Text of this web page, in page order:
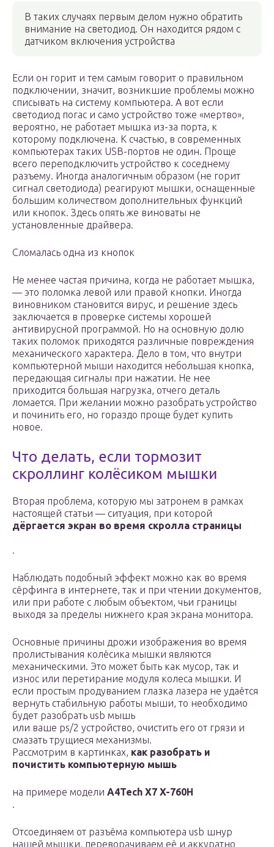
В таких случаях первым делом нужно обратить
внимание на светодиод. Он находится рядом с
датчиком включения устройства
Если он горит и тем самым говорит о правильном
подключении, значит, возникшие проблемы можно
списывать на систему компьютера. А вот если
светодиод погас и само устройство тоже «мертво»,
вероятно, не работает мышка из-за порта, к
которому подключена. К счастью, в современных
компьютерах таких USB-портов не один. Проще
всего переподключить устройство к соседнему
разъему. Иногда аналогичным образом (не горит
сигнал светодиода) реагируют мышки, оснащенные
большим количеством дополнительных функций
или кнопок. Здесь опять же виноваты не
установленные драйвера.
Сломалась одна из кнопок
Не менее частая причина, когда не работает мышка,
— это поломка левой или правой кнопки. Иногда
виновником становится вирус, и решение здесь
заключается в проверке системы хорошей
антивирусной программой. Но на основную долю
таких поломок приходятся различные повреждения
механического характера. Дело в том, что внутри
компьютерной мыши находится небольшая кнопка,
передающая сигналы при нажатии. Не нее
приходится большая нагрузка, отчего деталь
ломается. При желании можно разобрать устройство
и починить его, но гораздо проще будет купить
новое.
Что делать, если тормозит
скроллинг колёсиком мышки
Вторая проблема, которую мы затронем в рамках
настоящей статьи — ситуация, при которой
дёргается экран во время скролла страницы
.
Наблюдать подобный эффект можно как во время
сёрфинга в интернете, так и при чтении документов,
или при работе с любым объектом, чьи границы
выходя за пределы нижнего края экрана монитора.
Основные причины дрожи изображения во время
пролистывания колёсика мышки являются
механическими. Это может быть как мусор, так и
износ или перетирание модуля колеса мышки. И
если простым продуванием глазка лазера не удаётся
вернуть стабильную работы мыши, то необходимо
будет разобрать usb мышь
или ваше ps/2 устройство, очистить его от грязи и
смазать трущиеся механизмы.
Рассмотрим в картинках, как разобрать и
почистить компьютерную мышь
на примере модели A4Tech X7 X-760H
.
Отсоединяем от разъёма компьютера usb шнур
нашей мышки, переворачиваем её и аккуратно